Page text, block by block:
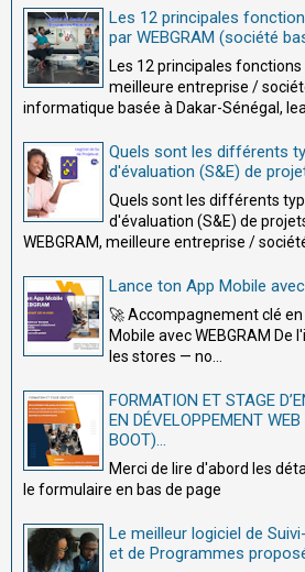
Les 12 principales
par WEBGRAM (société
Les 12 principales fonctions
meilleure entreprise /
informatique basée à Dakar-Sénégal,
Quels sont les différents
d'évaluation (S&E) de
Quels sont les différents
d'évaluation (S&E) de
WEBGRAM, meilleure entreprise /
Lance ton App Mobile avec
🚀 Accompagnement clé
Mobile avec WEBGRAM De
les stores — no...
FORMATION ET STAGE
EN DÉVELOPPEMENT
BOOT)...
Merci de lire d'abord les
le formulaire en bas de page
Le meilleur logiciel de
et de Programmes